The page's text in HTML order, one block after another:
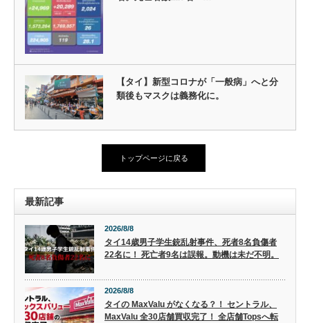
【タイ】新型コロナが「一般病」へと分
類後もマスクは義務化に。
トップページに戻る
最新記事
2026/8/8
タイ14歳男子学生銃乱射事件、死者8名負傷者
22名に！ 死亡者9名は誤報。動機は未だ不明。
2026/8/8
タイの MaxValu がなくなる？！ セントラル、
MaxValu 全30店舗買収完了！ 全店舗Topsへ転